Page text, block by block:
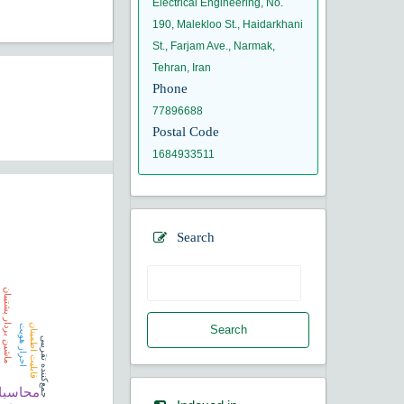
ماشین بردار پشتیبان قابلیت اطمینانجمع‌کننده تقریبی احراز هویت
Electrical Engineering, No.
190, Malekloo St., Haidarkhani
St., Farjam Ave., Narmak,
Tehran, Iran
Phone
77896688
Postal Code
1684933511
Search
Search